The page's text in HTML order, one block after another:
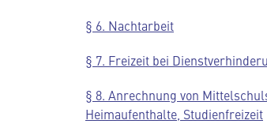
§ 6. Nachtarbeit
§ 7. Freizeit bei
§ 8. Anrechnung von
Heimaufenthalte, Studienfreizeit